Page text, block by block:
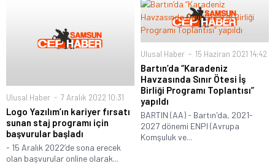
Ulusal Haber 7 Aralık 2022 10:31
Logo Yazılım’ın kariyer fırsatı
sunan staj programı için
başvurular başladı
- 15 Aralık 2022’de sona erecek
olan başvurular online olarak...
Ulusal Haber 15 Haziran 2021 14:42
Bartın’da “Karadeniz
Havzasında Sınır Ötesi İş
Birliği Programı Toplantısı”
yapıldı
BARTIN (AA) - Bartın'da, 2021-
2027 dönemi ENPI (Avrupa
Komşuluk ve...